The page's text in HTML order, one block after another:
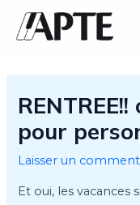
Aller
pour
Laisser un
Et oui, les